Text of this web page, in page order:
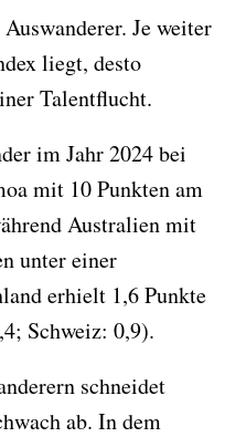
Je weiter
liegt, desto
Talentflucht.
im Jahr 2024 bei
mit 10 Punkten am
Australien mit
unter einer
erhielt 1,6 Punkte
Schweiz: 0,9).
schneidet
ab. In dem